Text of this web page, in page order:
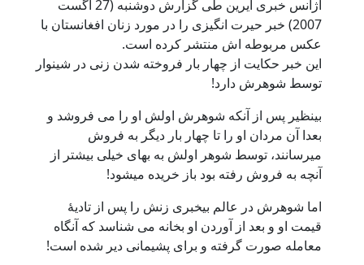
آژانس خبری ایرین طی گزارش دوشنبه (27 آگست
2007) خبر حیرت انگیزی را در مورد زنان افغانستان با
عکس ‏مربوطه اش منتشر کرده است.
این خبر حکایت از چهار بار فروخته شدن زنی در شینوار
توسط شوهرش دارد!
بینظیر پس از آنکه شوهرش اولش او را می فروشد و
بعدا آن مردان او را تا چهار بار دیگر به فروش
میرسانند، توسط شوهر اولش به بهای خیلی بیشتر از
آنچه به فروش رفته بود باز خریده میشود!
اما شوهرش در عالم بیخبری زنش را پس از تادیۀ
قیمت او و بعد از آوردن او بخانه می شناسد که آنگاه
معامله صورت گرفته و برای پشیمانی دیر شده است!